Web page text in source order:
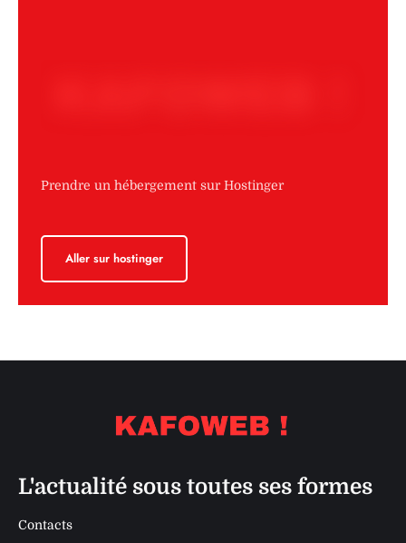
Prendre un hébergement sur Hostinger
Aller sur hostinger
L'actualité sous toutes ses formes
Contacts